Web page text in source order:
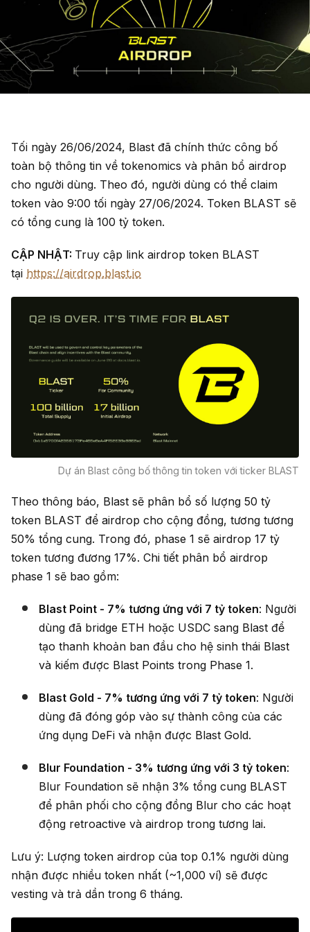
Tối ngày 26/06/2024, Blast đã chính thức công bố
toàn bộ thông tin về tokenomics và phân bổ airdrop
cho người dùng. Theo đó, người dùng có thể claim
token vào 9:00 tối ngày 27/06/2024. Token BLAST sẽ
có tổng cung là 100 tỷ token.
CẬP NHẬT: Truy cập link airdrop token BLAST
tại https://airdrop.blast.io
Dự án Blast công bố thông tin token với ticker BLAST
Theo thông báo, Blast sẽ phân bổ số lượng 50 tỷ
token BLAST để airdrop cho cộng đồng, tương tương
50% tổng cung. Trong đó, phase 1 sẽ airdrop 17 tỷ
token tương đương 17%. Chi tiết phân bổ airdrop
phase 1 sẽ bao gồm:
Blast Point - 7% tương ứng với 7 tỷ token: Người
dùng đã bridge ETH hoặc USDC sang Blast để
tạo thanh khoản ban đầu cho hệ sinh thái Blast
và kiếm được Blast Points trong Phase 1.
Blast Gold - 7% tương ứng với 7 tỷ token: Người
dùng đã đóng góp vào sự thành công của các
ứng dụng DeFi và nhận được Blast Gold.
Blur Foundation - 3% tương ứng với 3 tỷ token:
Blur Foundation sẽ nhận 3% tổng cung BLAST
để phân phối cho cộng đồng Blur cho các hoạt
động retroactive và airdrop trong tương lai.
Lưu ý: Lượng token airdrop của top 0.1% người dùng
nhận được nhiều token nhất (~1,000 ví) sẽ được
vesting và trả dần trong 6 tháng.